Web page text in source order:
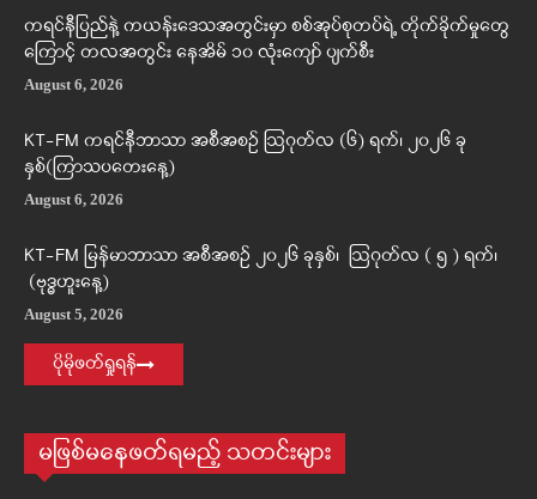
ကရင်နီပြည်နဲ့ ကယန်းဒေသအတွင်းမှာ စစ်အုပ်စုတပ်ရဲ့ တိုက်ခိုက်မှုတွေ
ကြောင့် တလအတွင်း နေအိမ် ၁၀ လုံးကျော် ပျက်စီး
August 6, 2026
KT-FM ကရင်နီဘာသာ အစီအစဉ် ဩဂုတ်လ (၆) ရက်၊ ၂၀၂၆ ခု
နှစ်(ကြာသပတေးနေ့)
August 6, 2026
KT-FM မြန်မာဘာသာ အစီအစဉ် ၂၀၂၆ ခုနှစ်၊ ဩဂုတ်လ ( ၅ ) ရက်၊
(ဗုဒ္ဓဟူးနေ့)
August 5, 2026
ပိုမိုဖတ်ရှုရန်
မဖြစ်မနေဖတ်ရမည့် သတင်းများ